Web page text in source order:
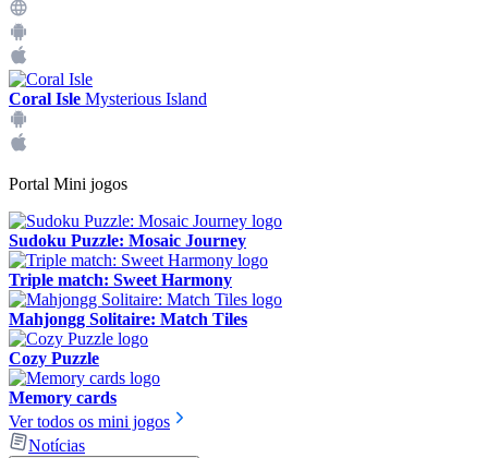
Coral Isle Mysterious Island
Portal Mini jogos
Sudoku Puzzle: Mosaic Journey
Triple match: Sweet Harmony
Mahjongg Solitaire: Match Tiles
Cozy Puzzle
Memory cards
Ver todos os mini jogos
Notícias